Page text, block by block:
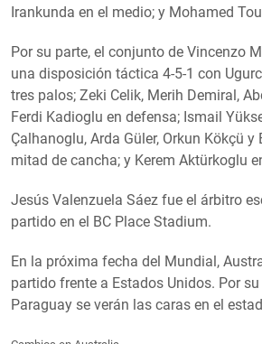
Irankunda en el medio; y Mohamed
Por su parte, el conjunto de Vincenzo
una disposición táctica 4-5-1 con
tres palos; Zeki Celik, Merih Demiral,
Ferdi Kadioglu en defensa; Ismail
Çalhanoglu, Arda Güler, Orkun Kökçü
mitad de cancha; y Kerem Aktürkoglu
Jesús Valenzuela Sáez fue el árbitro
partido en el BC Place Stadium.
En la próxima fecha del Mundial,
partido frente a Estados Unidos. Por
Paraguay se verán las caras en el